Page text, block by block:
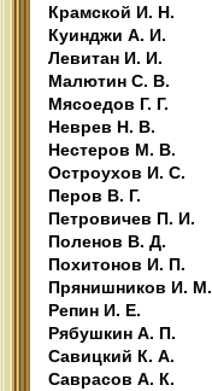
Крамской И. Н.
Куинджи А. И.
Левитан И. И.
Малютин С. В.
Мясоедов Г. Г.
Неврев Н. В.
Нестеров М. В.
Остроухов И. С.
Перов В. Г.
Петровичев П. И.
Поленов В. Д.
Похитонов И. П.
Прянишников И. М.
Репин И. Е.
Рябушкин А. П.
Савицкий К. А.
Саврасов А. К.